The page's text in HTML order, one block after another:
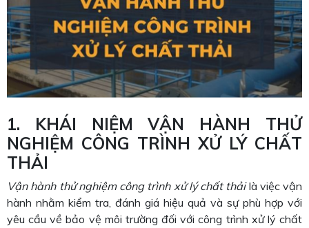
1. KHÁI NIỆM VẬN HÀNH THỬ
NGHIỆM CÔNG TRÌNH XỬ LÝ CHẤT
THẢI
Vận hành thử nghiệm công trình xử lý chất thảilà việc vận
hành nhằm kiểm tra, đánh giá hiệu quả và sự phù hợp với
yêu cầu về bảo vệ môi trường đối với công trình xử lý chất